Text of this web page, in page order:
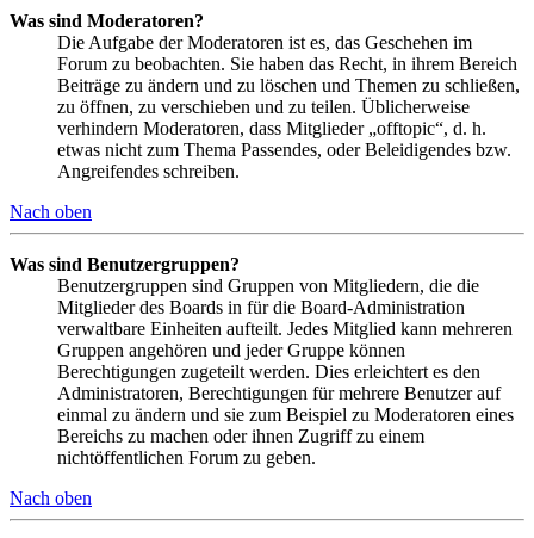
Was sind Moderatoren?
Die Aufgabe der Moderatoren ist es, das Geschehen im
Forum zu beobachten. Sie haben das Recht, in ihrem Bereich
Beiträge zu ändern und zu löschen und Themen zu schließen,
zu öffnen, zu verschieben und zu teilen. Üblicherweise
verhindern Moderatoren, dass Mitglieder „offtopic“, d. h.
etwas nicht zum Thema Passendes, oder Beleidigendes bzw.
Angreifendes schreiben.
Nach oben
Was sind Benutzergruppen?
Benutzergruppen sind Gruppen von Mitgliedern, die die
Mitglieder des Boards in für die Board-Administration
verwaltbare Einheiten aufteilt. Jedes Mitglied kann mehreren
Gruppen angehören und jeder Gruppe können
Berechtigungen zugeteilt werden. Dies erleichtert es den
Administratoren, Berechtigungen für mehrere Benutzer auf
einmal zu ändern und sie zum Beispiel zu Moderatoren eines
Bereichs zu machen oder ihnen Zugriff zu einem
nichtöffentlichen Forum zu geben.
Nach oben